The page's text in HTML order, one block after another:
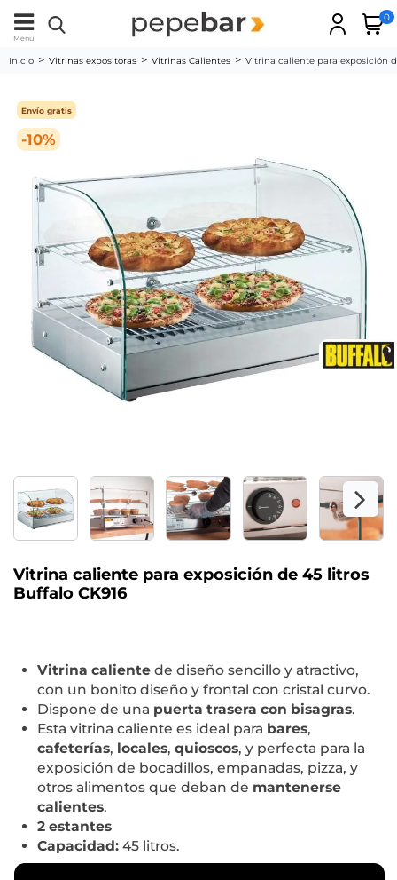
Menu
0
Inicio Vitrinas expositoras Vitrinas Calientes Vitrina caliente para exposición
-10%
Envío gratis
Vitrina caliente para exposición de 45 litros
Buffalo CK916
Vitrina caliente de diseño sencillo y atractivo,
con un bonito diseño y frontal con cristal curvo.
Dispone de una puerta trasera con bisagras.
Esta vitrina caliente es ideal para bares,
cafeterías, locales, quioscos, y perfecta para la
exposición de bocadillos, empanadas, pizza, y
otros alimentos que deban de mantenerse
calientes.
2 estantes
Capacidad: 45 litros.